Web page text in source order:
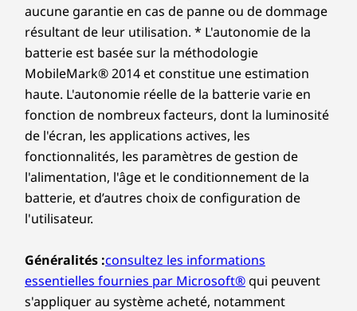
aucune garantie en cas de panne ou de dommage
résultant de leur utilisation. * L'autonomie de la
batterie est basée sur la méthodologie
MobileMark® 2014 et constitue une estimation
haute. L'autonomie réelle de la batterie varie en
fonction de nombreux facteurs, dont la luminosité
de l'écran, les applications actives, les
fonctionnalités, les paramètres de gestion de
l'alimentation, l'âge et le conditionnement de la
batterie, et d’autres choix de configuration de
l'utilisateur.
Généralités :consultez les informations
essentielles fournies par Microsoft®qui peuvent
s'appliquer au système acheté, notamment